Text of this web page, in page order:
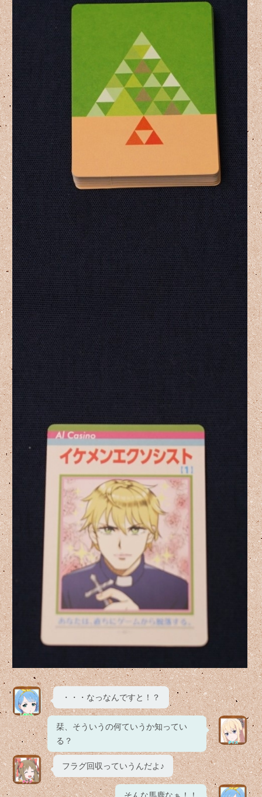
・・・なっなんですと！？
栞、そういうの何ていうか知ってい
る？
フラグ回収っていうんだよ♪